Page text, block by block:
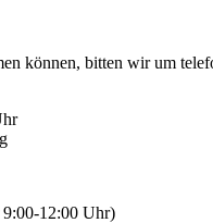
können, bitten wir um
12:00 Uhr)